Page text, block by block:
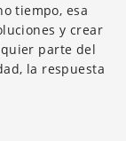
tiempo, esa
y crear
parte del
la respuesta